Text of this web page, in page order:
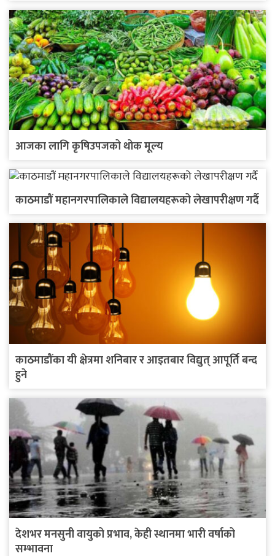
आजका लागि कृषिउपजको थोक मूल्य
काठमाडौं महानगरपालिकाले विद्यालयहरूको लेखापरीक्षण गर्दै
काठमाडौंका यी क्षेत्रमा शनिबार र आइतबार विद्युत् आपूर्ति बन्द
हुने
देशभर मनसुनी वायुको प्रभाव, केही स्थानमा भारी वर्षाको
सम्भावना